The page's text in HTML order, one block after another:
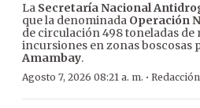
La Secretaría Nacional
que la denominada Operación
de circulación 498 toneladas de
incursiones en zonas boscosas
Amambay.
Agosto 7, 2026 08:21 a. m. ·